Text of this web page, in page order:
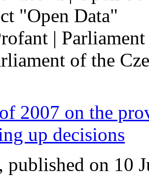
"Open Data"
|
of the
2007 on the
up decisions
published on 10